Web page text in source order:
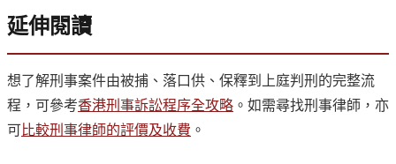
延伸閱讀
想了解刑事案件由被捕、落口供、保釋到上庭判刑的完整流
程，可參考香港刑事訴訟程序全攻略 。如需尋找刑事律師，亦
可比較刑事律師的評價及收費 。